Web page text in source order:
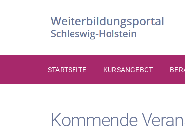
STARTSEITE KURSANGEBOT
Kommende